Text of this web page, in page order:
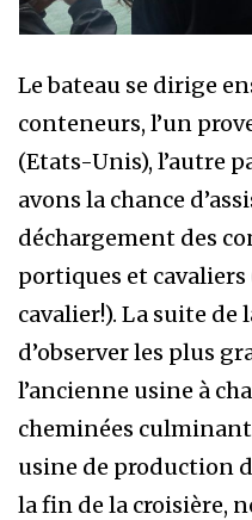
Le bateau se dirige
conteneurs, l’un
(Etats-Unis), l’autre
avons la chance
déchargement des
portiques et
cavalier!). La suite
d’observer les plus
l’ancienne usine à
cheminées
usine de production
la fin de la croisière,